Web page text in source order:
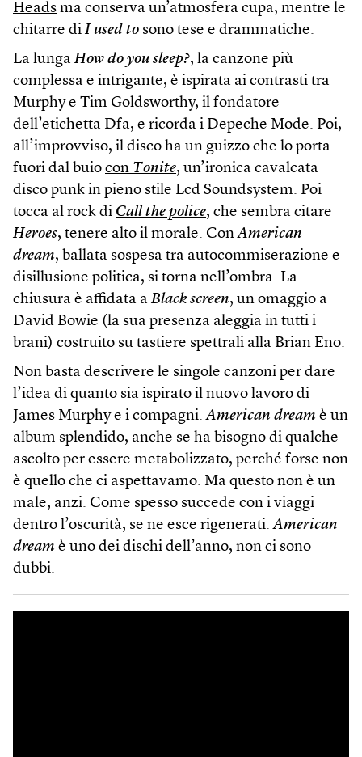
Heads ma conserva un’atmosfera cupa, mentre le
chitarre di I used to sono tese e drammatiche.
La lunga How do you sleep?, la canzone più
complessa e intrigante, è ispirata ai contrasti tra
Murphy e Tim Goldsworthy, il fondatore
dell’etichetta Dfa, e ricorda i Depeche Mode. Poi,
all’improvviso, il disco ha un guizzo che lo porta
fuori dal buio con Tonite, un’ironica cavalcata
disco punk in pieno stile Lcd Soundsystem. Poi
tocca al rock di Call the police, che sembra citare
Heroes, tenere alto il morale. ConAmerican
dream, ballata sospesa tra autocommiserazione e
disillusione politica, si torna nell’ombra. La
chiusura è affidata a Black screen, un omaggio a
David Bowie (la sua presenza aleggia in tutti i
brani) costruito su tastiere spettrali alla Brian Eno.
Non basta descrivere le singole canzoni per dare
l’idea di quanto sia ispirato il nuovo lavoro di
James Murphy e i compagni.American dream è un
album splendido, anche se ha bisogno di qualche
ascolto per essere metabolizzato, perché forse non
è quello che ci aspettavamo. Ma questo non è un
male, anzi. Come spesso succede con i viaggi
dentro l’oscurità, se ne esce rigenerati.American
dream è uno dei dischi dell’anno, non ci sono
dubbi.